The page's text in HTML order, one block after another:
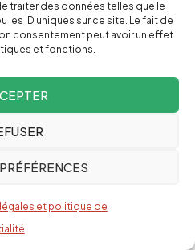
traiter des données telles que le
ID uniques sur ce site. Le fait de
consentement peut avoir un effet
et fonctions.
et politique de
diplomate
dans son pays estime
d’empêcher la
avec ses
il assure :
c’est qu’un groupe
pays voteront contre
»Même au sein de